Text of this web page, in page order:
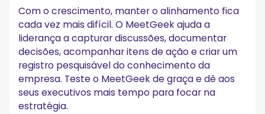
Com o crescimento, manter o alinhamento fica
cada vez mais difícil. O MeetGeek ajuda a
liderança a capturar discussões, documentar
decisões, acompanhar itens de ação e criar um
registro pesquisável do conhecimento da
empresa. Teste o MeetGeek de graça e dê aos
seus executivos mais tempo para focar na
estratégia.